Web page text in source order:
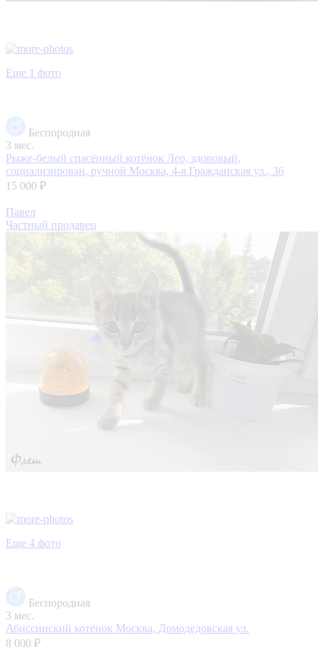
Еще 1 фото
Беспородная
3 мес.
Рыже-белый спасённый котёнок Лео, здоровый,
социализирован, ручной Москва, 4-я Гражданская ул., 36
15 000 ₽
Павел
Частный продавец
Еще 4 фото
Беспородная
3 мес.
Абиссинский котёнок Москва, Домодедовская ул.
8 000 ₽